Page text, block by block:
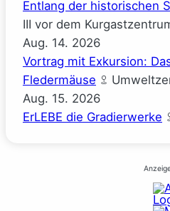
Entlang der historischen
III vor dem
Aug. 14. 2026
Vortrag mit Exkursion:
Fledermäuse
Aug. 15. 2026
ErLEBE die Gradierwerke